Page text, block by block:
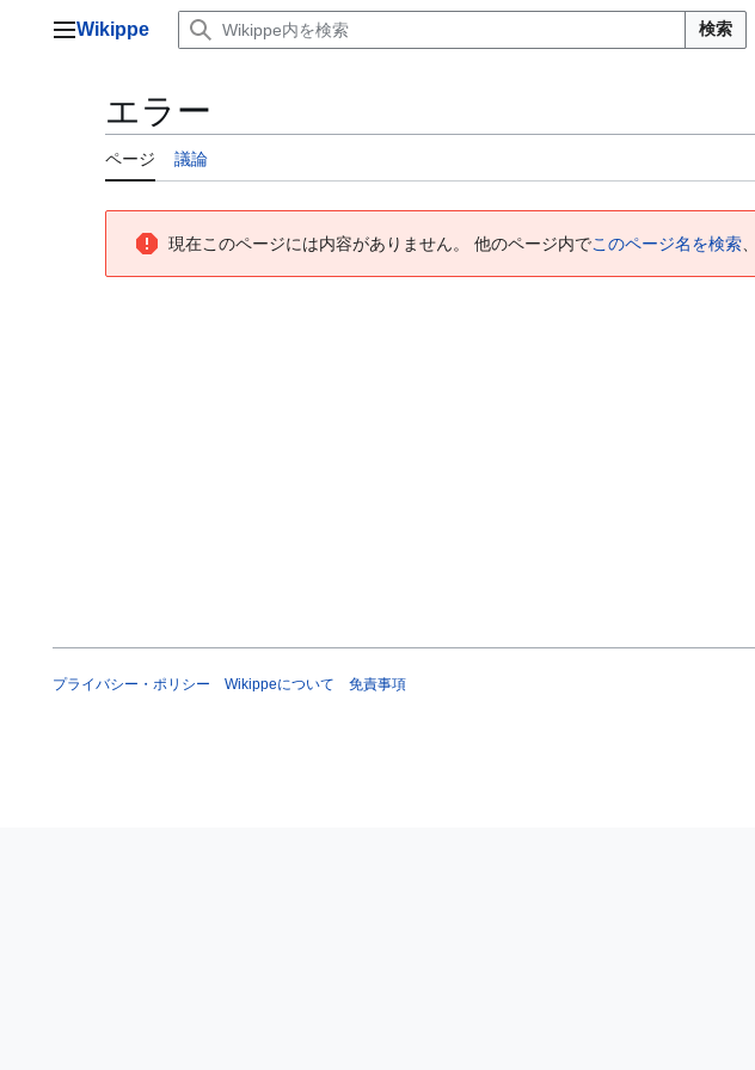
メインメニュー
Wikippe 検索
エラー
ページ 議論
現在このページには内容がありません。 他のページ内でこのページ名を検索、
プライバシー・ポリシー Wikippeについて 免責事項